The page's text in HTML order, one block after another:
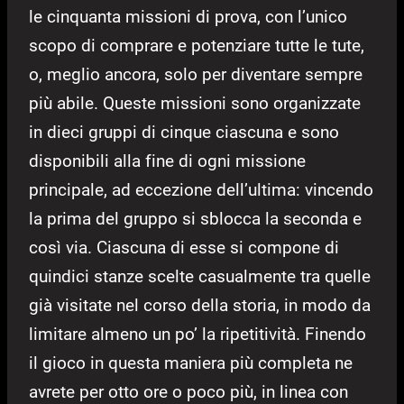
le cinquanta missioni di prova, con l’unico
scopo di comprare e potenziare tutte le tute,
o, meglio ancora, solo per diventare sempre
più abile. Queste missioni sono organizzate
in dieci gruppi di cinque ciascuna e sono
disponibili alla fine di ogni missione
principale, ad eccezione dell’ultima: vincendo
la prima del gruppo si sblocca la seconda e
così via. Ciascuna di esse si compone di
quindici stanze scelte casualmente tra quelle
già visitate nel corso della storia, in modo da
limitare almeno un po’ la ripetitività. Finendo
il gioco in questa maniera più completa ne
avrete per otto ore o poco più, in linea con